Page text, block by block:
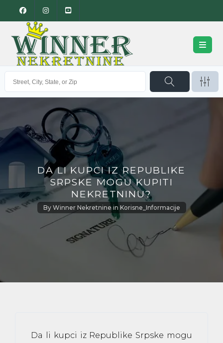
DA LI KUPCI IZ REPUBLIKE
SRPSKE MOGU KUPITI
NEKRETNINU?
By Winner Nekretninein Korisne_Informacije
Da li kupci iz Republike Srpske mogu